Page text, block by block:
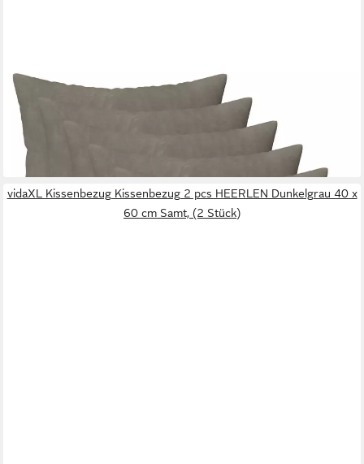
VIDAXL
Kissenbezug Kissenbezug 6 pcs HEERLEN Hellgrau 30 x 30 cm
Samt
30 x 30 cm
16,99 €
in 5-6 Werktagen bei dir
vidaXL Kissenbezug Kissenbezug 2 pcs HEERLEN Dunkelgrau 40 x
60 cm Samt, (2 Stück)